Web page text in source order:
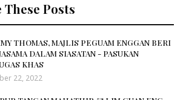
These Posts
THOMAS, MAJLIS PEGUAM ENGGAN BERI
DALAM SIASATAN - PASUKAN
KHAS
22, 2022